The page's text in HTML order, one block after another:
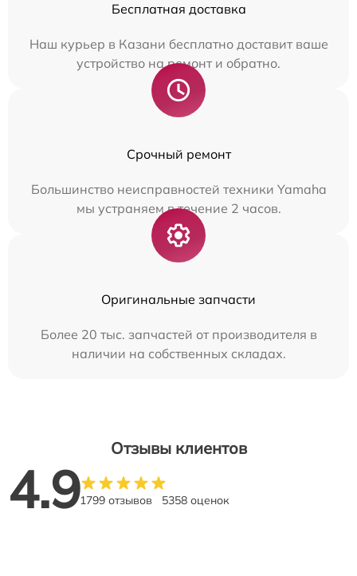
Бесплатная доставка
Наш курьер в Казани бесплатно доставит ваше
устройство на ремонт и обратно.
Срочный ремонт
Большинство неисправностей техники Yamaha
мы устраняем в течение 2 часов.
Оригинальные запчасти
Более 20 тыс. запчастей от производителя в
наличии на собственных складах.
Отзывы клиентов
4.91799 отзывов 5358 оценок